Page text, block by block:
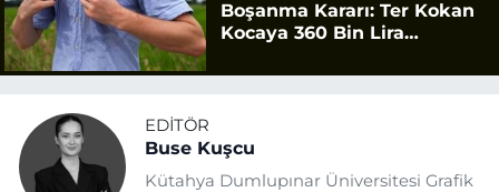
Boşanma Kararı: Ter Kokan
Kocaya 360 Bin Lira
EDITÖR
Buse Kuşcu
Kütahya Dumlupınar Üniversitesi Grafik